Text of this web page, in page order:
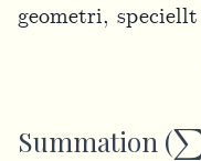
geometri,
Summation (
∑